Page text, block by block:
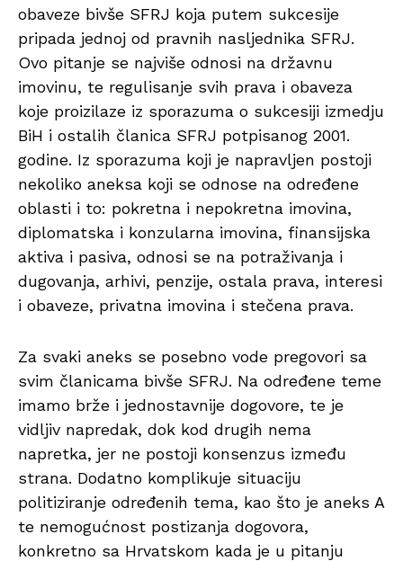
obaveze bivše SFRJ koja putem sukcesije
pripada jednoj od pravnih nasljednika SFRJ.
Ovo pitanje se najviše odnosi na državnu
imovinu, te regulisanje svih prava i obaveza
koje proizilaze iz sporazuma o sukcesiji izmedju
BiH i ostalih članica SFRJ potpisanog 2001.
godine. Iz sporazuma koji je napravljen postoji
nekoliko aneksa koji se odnose na određene
oblasti i to: pokretna i nepokretna imovina,
diplomatska i konzularna imovina, finansijska
aktiva i pasiva, odnosi se na potraživanja i
dugovanja, arhivi, penzije, ostala prava, interesi
i obaveze, privatna imovina i stečena prava.
Za svaki aneks se posebno vode pregovori sa
svim članicama bivše SFRJ. Na određene teme
imamo brže i jednostavnije dogovore, te je
vidljiv napredak, dok kod drugih nema
napretka, jer ne postoji konsenzus između
strana. Dodatno komplikuje situaciju
politiziranje određenih tema, kao što je aneks A
te nemogućnost postizanja dogovora,
konkretno sa Hrvatskom kada je u pitanju